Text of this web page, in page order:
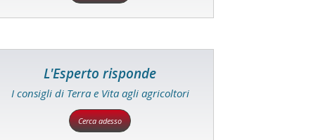
L'Esperto risponde
I consigli di Terra e Vita agli agricoltori
Cerca adesso